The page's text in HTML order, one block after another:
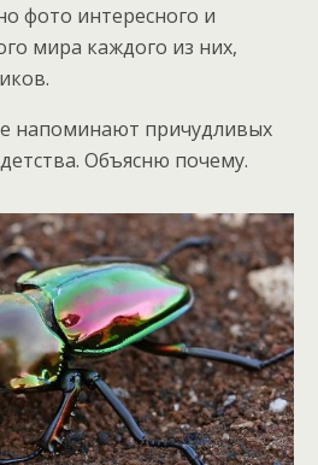
фото интересного и
мира каждого из них,
напоминают причудливых
Объясню почему.